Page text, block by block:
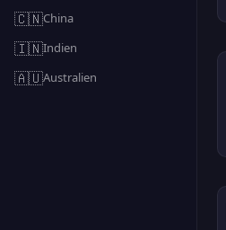
🇨🇳China
🇮🇳Indien
🇦🇺Australien